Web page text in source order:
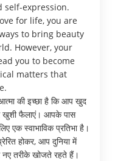
self-expression.
for life, you are
to bring beauty
However, your
you to become
matters that
की इच्छा है कि आप खुद
खुशी फैलाएं। आपके पास
एक स्वाभाविक प्रतिभा है।
होकर, आप दुनिया में
नए तरीके खोजते रहते हैं।